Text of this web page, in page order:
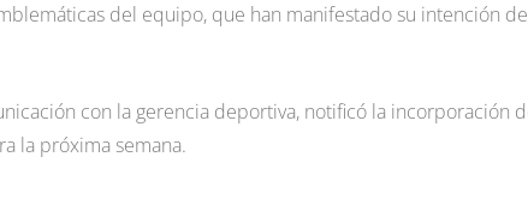
del equipo, que han manifestado su intención de
con la gerencia deportiva, notificó la incorporación
la próxima semana.